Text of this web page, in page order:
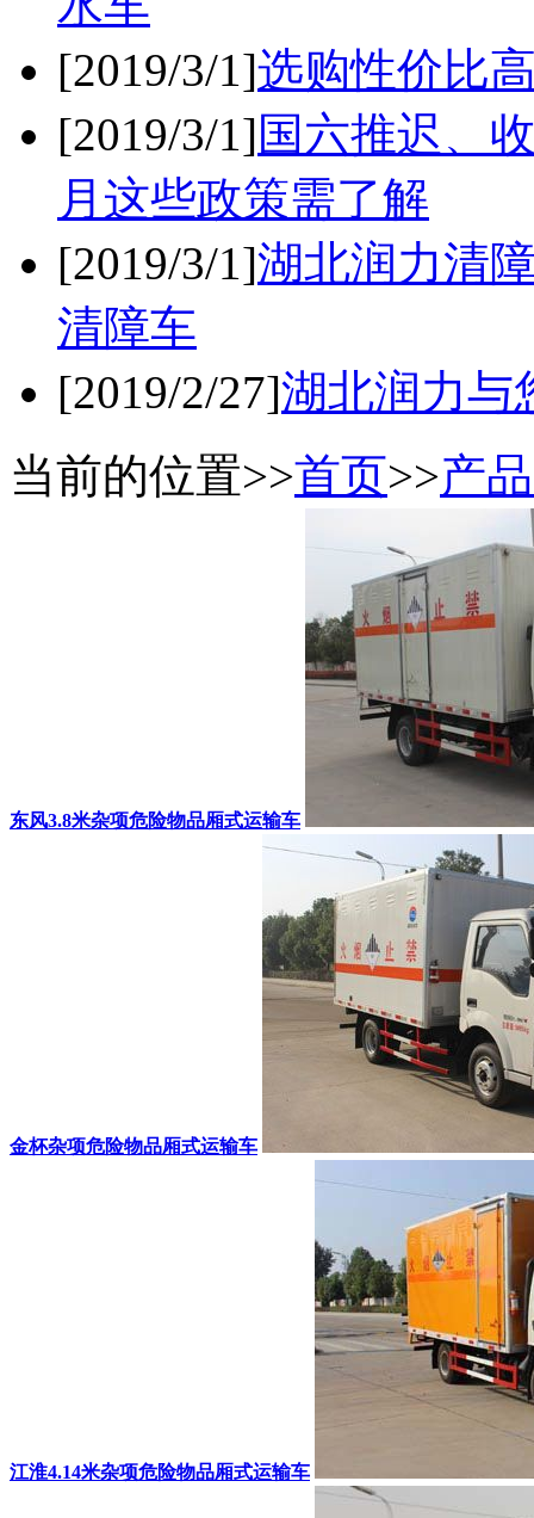
[2019/3/1]选购性价比
[2019/3/1]国六推迟、
月这些政策需了解
[2019/3/1]湖北润力清
清障车
[2019/2/27]湖北润力与
当前的位置>>首页>>产
东风3.8米杂项危险物品厢式运输车
金杯杂项危险物品厢式运输车
江淮4.14米杂项危险物品厢式运输车